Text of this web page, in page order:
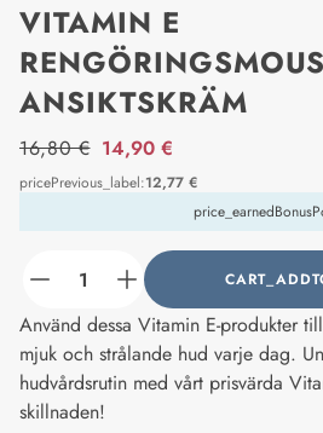
VITAMIN E
ANSIKTSKRÄM
price_label
16,80 € 14,90 €
pricePrevious_label:12,77 €
counter_current
Använd dessa Vitamin E-produkter
mjuk och strålande hud varje dag.
hudvårdsrutin med vårt prisvärda
skillnaden!